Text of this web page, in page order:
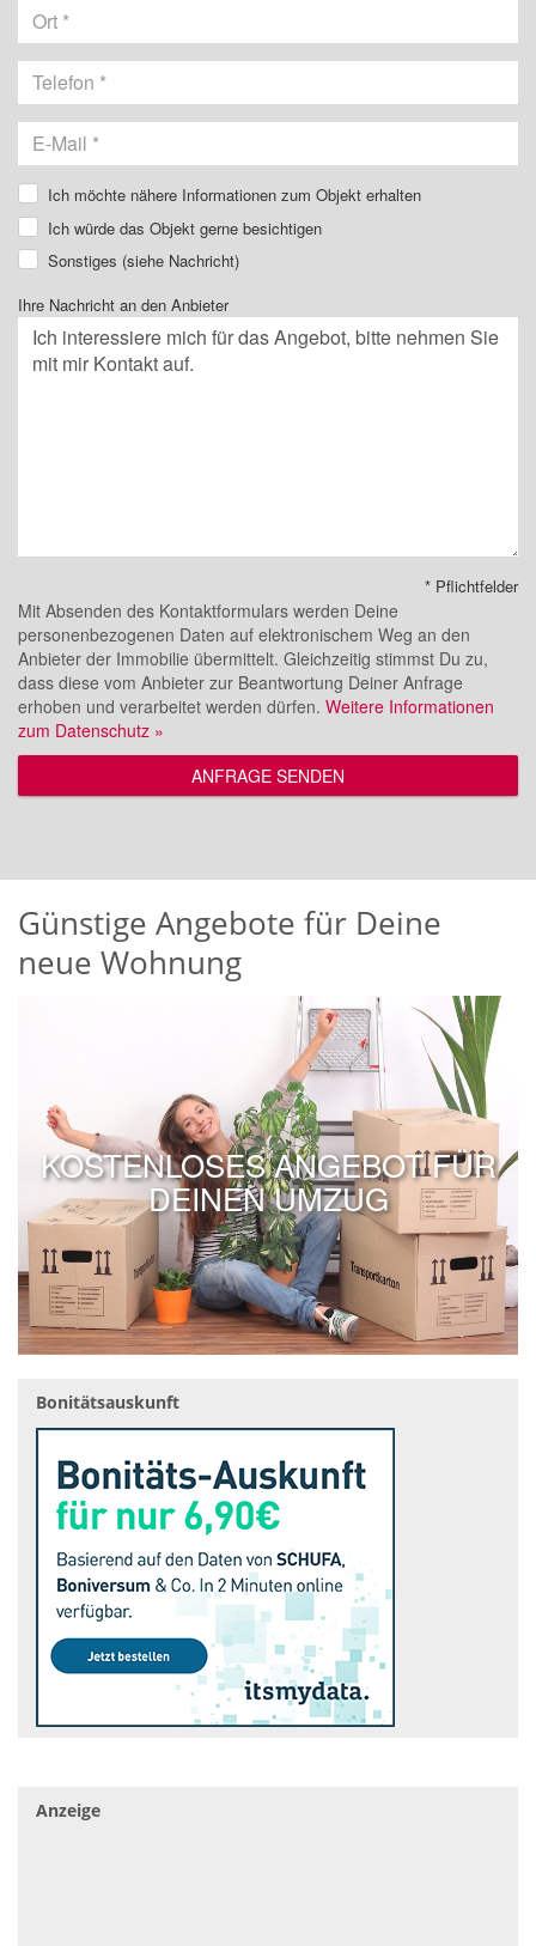
Ich möchte nähere Informationen zum Objekt erhalten
Ich würde das Objekt gerne besichtigen
Sonstiges (siehe Nachricht)
Ihre Nachricht an den Anbieter
* Pflichtfelder
Mit Absenden des Kontaktformulars werden Deine
personenbezogenen Daten auf elektronischem Weg an den
Anbieter der Immobilie übermittelt. Gleichzeitig stimmst Du zu,
dass diese vom Anbieter zur Beantwortung Deiner Anfrage
erhoben und verarbeitet werden dürfen. Weitere Informationen
zum Datenschutz »
ANFRAGE SENDEN
Günstige Angebote für Deine
neue Wohnung
KOSTENLOSES ANGEBOT FÜR
DEINEN UMZUG
Bonitätsauskunft
Anzeige